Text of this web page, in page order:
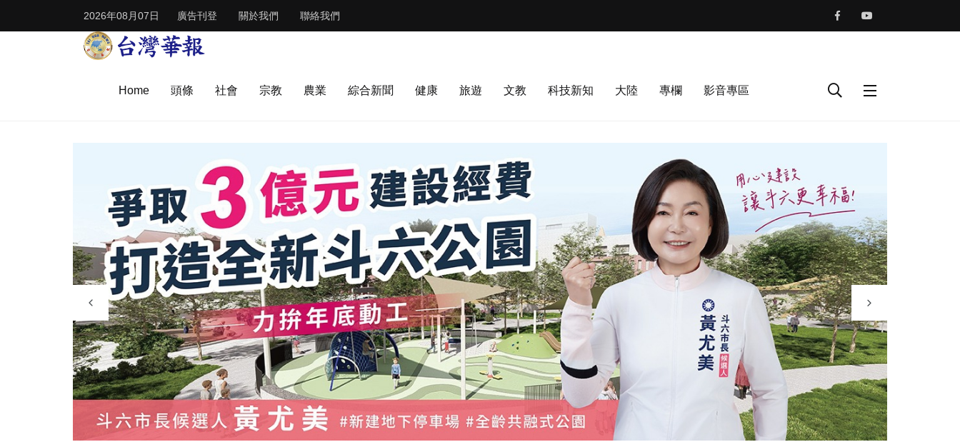
2026年08月07日 廣告刊登 關於我們 聯絡我們
Home 頭條 社會 宗教 農業 綜合新聞 健康 旅遊 文教 科技新知 大陸 專欄 影音專區